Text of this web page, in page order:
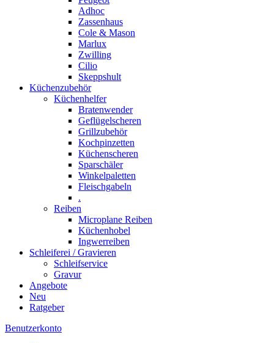
Adhoc
Zassenhaus
Cole & Mason
Marlux
Zwilling
Cilio
Skeppshult
Küchenzubehör
Küchenhelfer
Bratenwender
Geflügelscheren
Grillzubehör
Kochpinzetten
Küchenscheren
Sparschäler
Winkelpaletten
Fleischgabeln
.
Reiben
Microplane Reiben
Küchenhobel
Ingwerreiben
Schleiferei / Gravieren
Schleifservice
Gravur
Angebote
Neu
Ratgeber
Benutzerkonto